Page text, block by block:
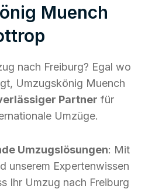
Muench
nach Freiburg? Egal wo
Umzugskönig Muench
Partner für
Umzüge.
Umzugslösungen: Mit
unserem Expertenwissen
Ihr Umzug nach Freiburg